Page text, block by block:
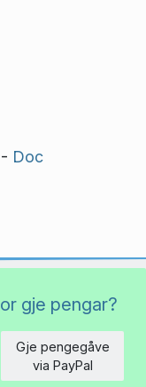
- Doc
gje pengar?
Gje pengegåve
via PayPal